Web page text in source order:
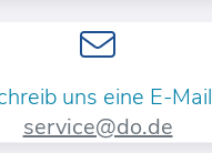
uns eine E-Mail
service@do.de